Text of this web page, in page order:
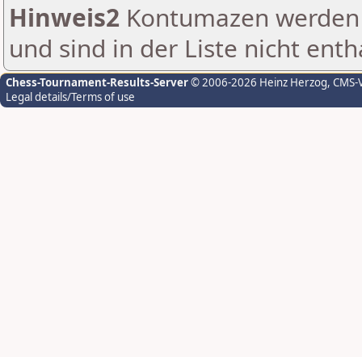
Hinweis2 Kontumazen
und sind in der Liste nicht
Chess-Tournament-Results-Server© 2006-2026 Heinz Herzog,
Legal details/Terms of use